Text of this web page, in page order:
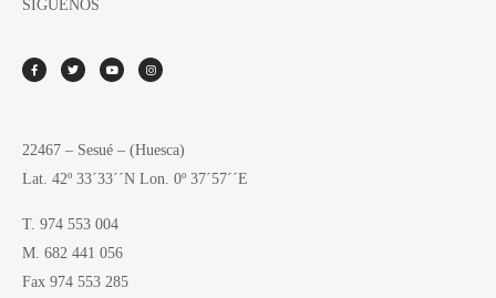
SÍGUENOS
22467 – Sesué – (Huesca)
Lat. 42º 33´33´´N Lon. 0º 37´57´´E
T. 974 553 004
M. 682 441 056
Fax 974 553 285